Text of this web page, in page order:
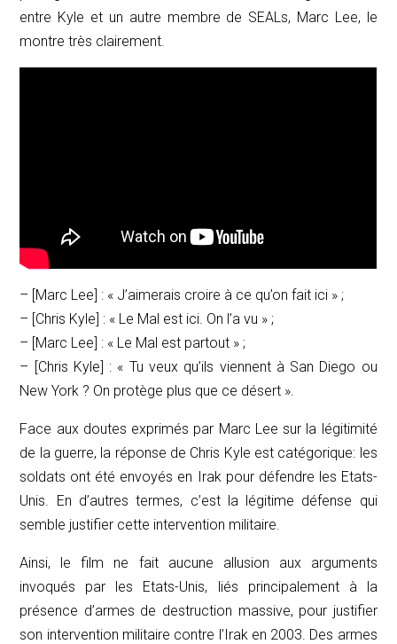
entre Kyle et un autre membre de SEALs, Marc Lee, le
montre très clairement.
– [Marc Lee] : « J’aimerais croire à ce qu’on fait ici » ;
– [Chris Kyle] : « Le Mal est ici. On l’a vu » ;
– [Marc Lee] : « Le Mal est partout » ;
– [Chris Kyle] : « Tu veux qu’ils viennent à San Diego ou
New York ? On protège plus que ce désert ».
Face aux doutes exprimés par Marc Lee sur la légitimité
de la guerre, la réponse de Chris Kyle est catégorique: les
soldats ont été envoyés en Irak pour défendre les Etats-
Unis. En d’autres termes, c’est la légitime défense qui
semble justifier cette intervention militaire.
Ainsi, le film ne fait aucune allusion aux arguments
invoqués par les Etats-Unis, liés principalement à la
présence d’armes de destruction massive, pour justifier
son intervention militaire contre l’Irak en 2003. Des armes